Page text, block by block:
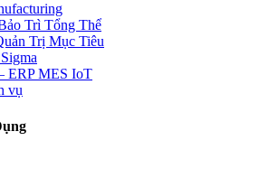
Trì Tổng Thể
Trị Mục Tiêu
ERP MES IoT
vụ